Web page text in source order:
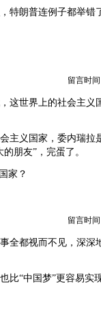
特朗普连例子都举错
留言时间
这世界上的社会主义
主义国家，委内瑞拉
朋友”，完蛋了。
家？
留言时间
全都视而不见，深深
比“中国梦”更容易实